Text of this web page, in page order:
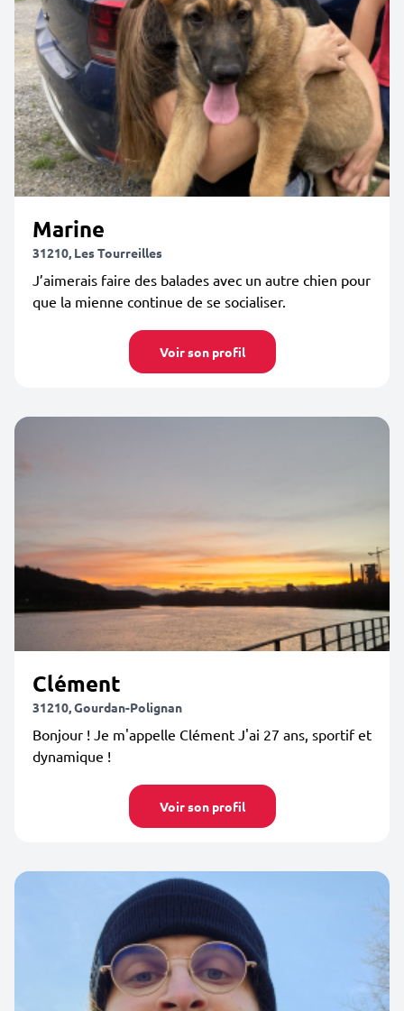
Marine
31210, Les Tourreilles
J’aimerais faire des balades avec un autre chien pour
que la mienne continue de se socialiser.
Voir son profil
Clément
31210, Gourdan-Polignan
Bonjour ! Je m'appelle Clément J'ai 27 ans, sportif et
dynamique !
Voir son profil